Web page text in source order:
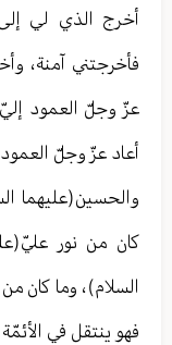
أخرج الذي لي
فأخرجتني آمنة،
عزّ وجلّ العمود
أعاد عزّ وجلّ
والحسين(عليهما
كان من نور
السلام)، وما كان
فهو ينتقل في